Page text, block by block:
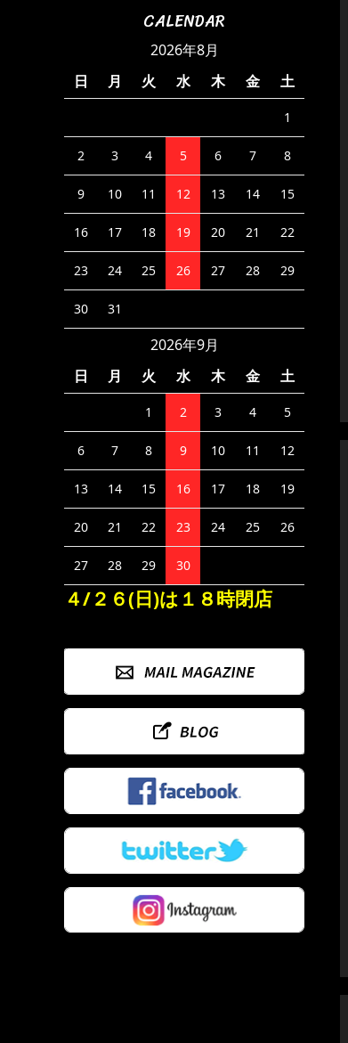
CALENDAR
2026年8月
日
月 火 水 木 金 土
1
2 3 4 5 6 7 8
9 10 11 12 13 14 15
16 17 18 19 20 21 22
23 24 25 26 27 28 29
30 31
2026年9月
日
月 火 水 木 金 土
1 2 3 4 5
6 7 8 9 10 11 12
13 14 15 16 17 18 19
20 21 22 23 24 25 26
27 28 29 30
４/２６(日)は１８時閉店